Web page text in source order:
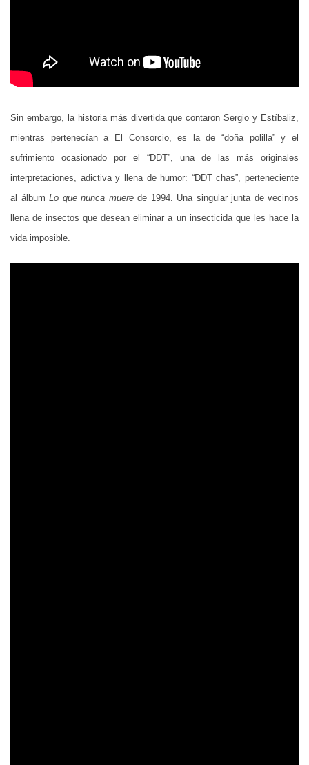
Sin embargo, la historia más divertida que contaron Sergio y Estíbaliz,
mientras pertenecían a El Consorcio, es la de “doña polilla” y el
sufrimiento ocasionado por el “DDT”, una de las más originales
interpretaciones, adictiva y llena de humor: “DDT chas”, perteneciente
al álbum Lo que nunca muerede 1994. Una singular junta de vecinos
llena de insectos que desean eliminar a un insecticida que les hace la
vida imposible.